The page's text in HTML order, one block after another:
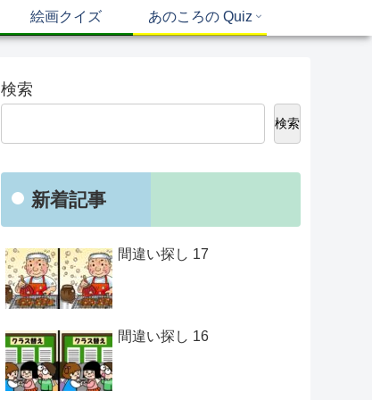
絵画クイズ あのころの Quiz
検索
検索
新着記事
間違い探し 17
間違い探し 16